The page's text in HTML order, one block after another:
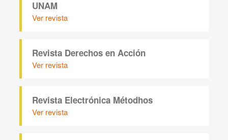
UNAM
Ver revista
Revista Derechos en Acción
Ver revista
Revista Electrónica Métodhos
Ver revista